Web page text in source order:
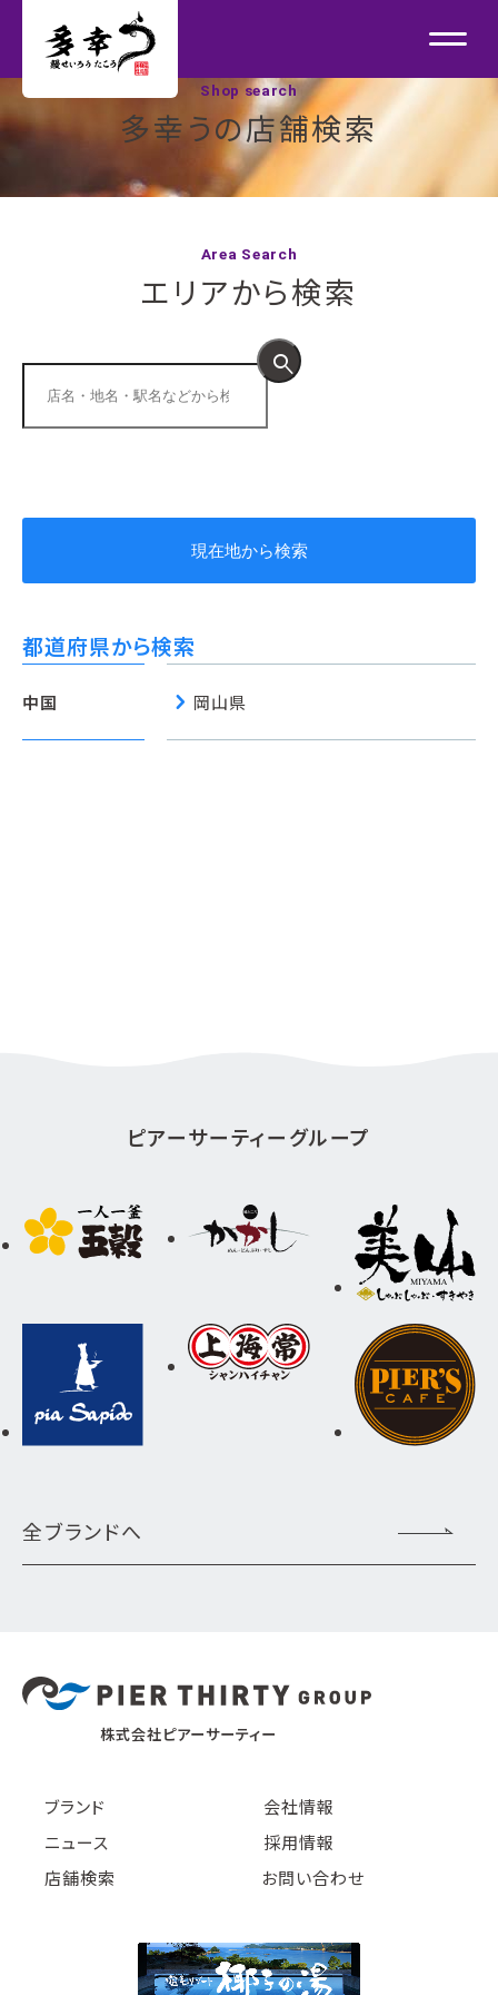
Shop search
多幸うの店舗検索
Area Search
エリアから検索
search
現在地から検索
都道府県から検索
中国 chevron_right 岡山県
ピアーサーティーグループ
全ブランドへ
株式会社ピアーサーティー
ブランド
会社情報
ニュース
採用情報
店舗検索
お問い合わせ